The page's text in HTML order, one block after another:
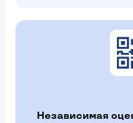
Независимая